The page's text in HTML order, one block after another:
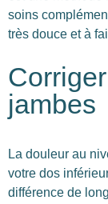
soins
très douce et à
jambes
La douleur au
votre dos
différence de